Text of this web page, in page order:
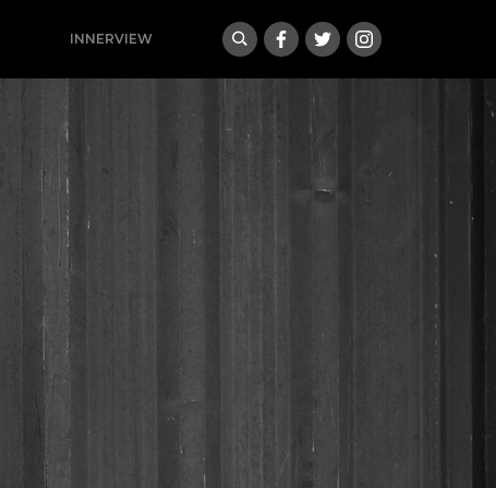
INNERVIEW